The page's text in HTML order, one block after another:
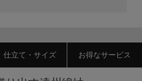
仕立て・サイズ お得なサービス